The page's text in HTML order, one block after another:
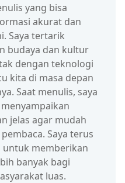
yang bisa
akurat dan
Saya tertarik
budaya dan kultur
dengan teknologi
kita di masa depan
Saat menulis, saya
jelas agar mudah
Saya terus
memberikan
banyak bagi
luas.